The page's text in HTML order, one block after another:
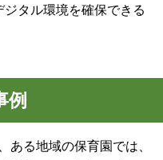
タル環境を確保できる
例
ある地域の保育園では、